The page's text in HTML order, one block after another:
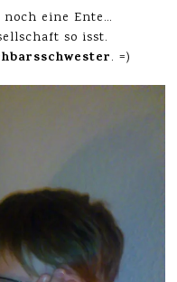
noch eine Ente…
so isst.
. =)